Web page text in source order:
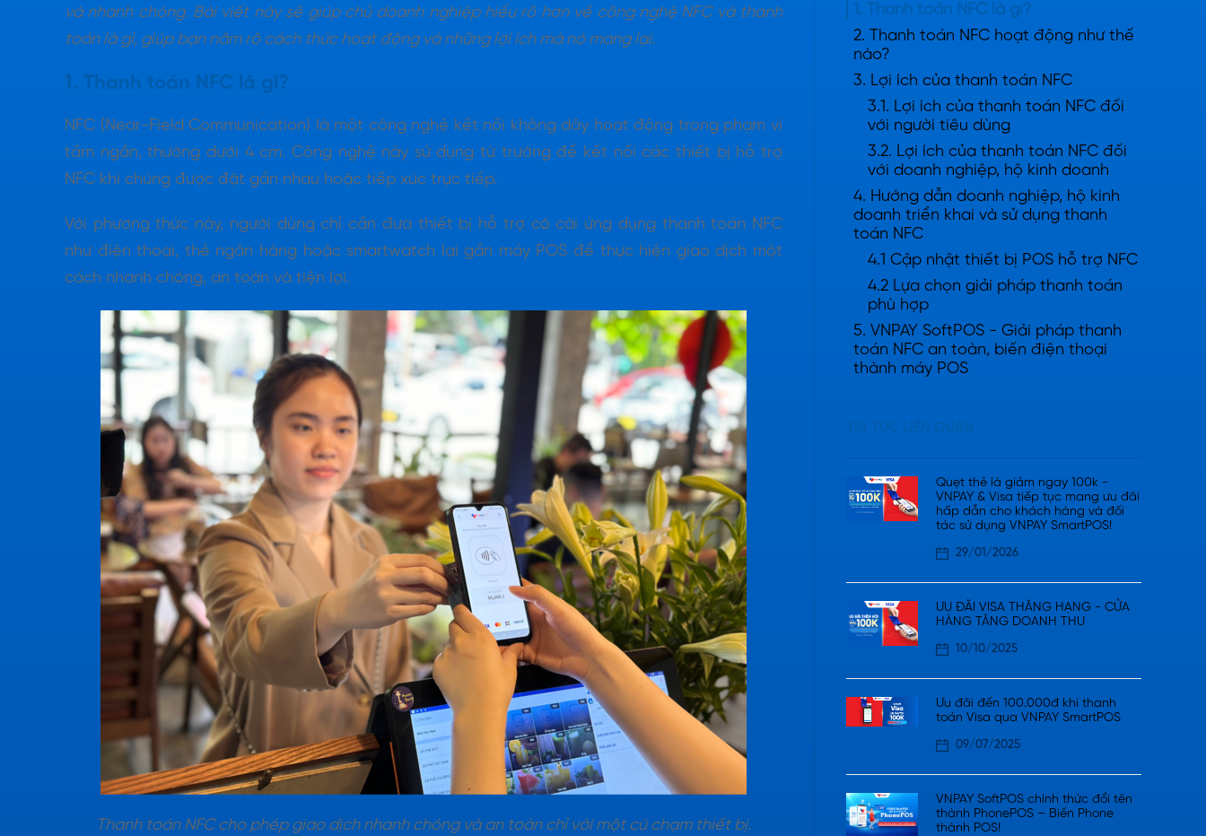
và nhanh chóng. Bài viết này sẽ giúp chủ doanh nghiệp hiểu rõ hơn về công nghệ NFC và thanh
toán là gì, giúp bạn năm rõ cách thức hoạt động và những lợi ích mà nó mang lại.
1. Thanh toán NFC là gì?
NFC (Near-Field Communication) là một công nghệ kết nối không dây hoạt động trong phạm vi
tầm ngắn, thường dưới 4 cm. Công nghệ này sử dụng từ trường để kết nối các thiết bị hỗ trợ
NFC khi chúng được đặt gần nhau hoặc tiếp xúc trực tiếp.
Với phương thức này, người dùng chỉ cần đưa thiết bị hỗ trợ có cài ứng dụng thanh toán NFC
như điện thoại, thẻ ngân hàng hoặc smartwatch lại gần máy POS để thực hiện giao dịch một
cách nhanh chóng, an toàn và tiện lợi.
Thanh toán NFC cho phép giao dịch nhanh chóng và an toàn chỉ với một cú chạm thiết bị.
1. Thanh toán NFC là gì?
2. Thanh toán NFC hoạt động như thế
nào?
3. Lợi ích của thanh toán NFC
3.1. Lợi ích của thanh toán NFC đối
với người tiêu dùng
3.2. Lợi ích của thanh toán NFC đối
với doanh nghiệp, hộ kinh doanh
4. Hướng dẫn doanh nghiệp, hộ kinh
doanh triển khai và sử dụng thanh
toán NFC
4.1 Cập nhật thiết bị POS hỗ trợ NFC
4.2 Lựa chọn giải pháp thanh toán
phù hợp
5. VNPAY SoftPOS - Giải pháp thanh
toán NFC an toàn, biến điện thoại
thành máy POS
Quẹt thẻ là giảm ngay 100k -
VNPAY & Visa tiếp tục mang ưu đãi
hấp dẫn cho khách hàng và đối
tác sử dụng VNPAY SmartPOS!
29/01/2026
ƯU ĐÃI VISA THĂNG HẠNG - CỬA
HÀNG TĂNG DOANH THU
10/10/2025
Ưu đãi đến 100.000đ khi thanh
toán Visa qua VNPAY SmartPOS
09/07/2025
VNPAY SoftPOS chính thức đổi tên
thành PhonePOS – Biến Phone
thành POS!